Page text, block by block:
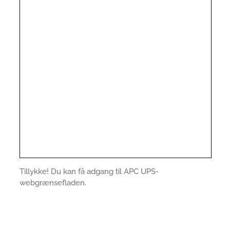
Tillykke! Du kan få adgang til APC UPS-
webgrænsefladen.